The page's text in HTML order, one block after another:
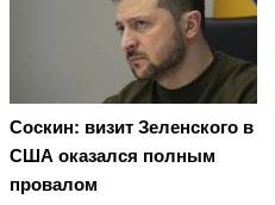
Соскин: визит Зеленского в
США оказался полным
провалом